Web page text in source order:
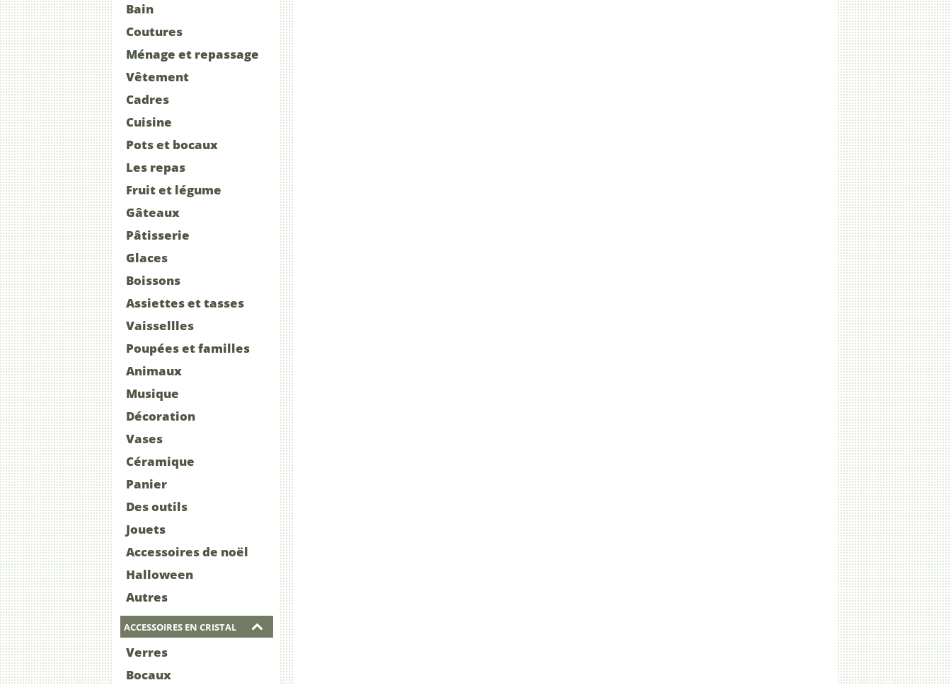
Bain
Coutures
Ménage et repassage
Vêtement
Cadres
Cuisine
Pots et bocaux
Les repas
Fruit et légume
Gâteaux
Pâtisserie
Glaces
Boissons
Assiettes et tasses
Vaissellles
Poupées et familles
Animaux
Musique
Décoration
Vases
Céramique
Panier
Des outils
Jouets
Accessoires de noël
Halloween
Autres
ACCESSOIRES EN CRISTAL
Verres
Bocaux